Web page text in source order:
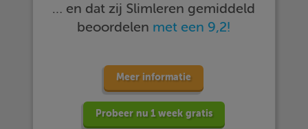
… en dat zij Slimleren gemiddeld
beoordelen met een 9,2!
Meer informatie
Probeer nu 1 week gratis